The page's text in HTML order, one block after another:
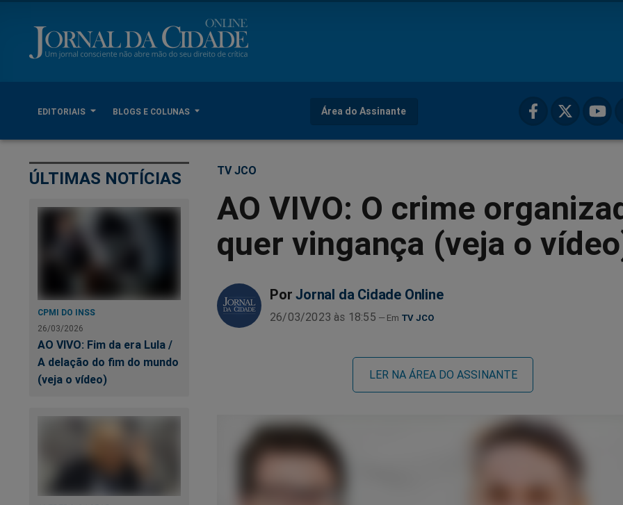
EDITORIAIS BLOGS E COLUNAS Área do Assinante
ÚLTIMAS NOTÍCIAS
CPMI DO INSS
26/03/2026
AO VIVO: Fim da era Lula /
A delação do fim do mundo
(veja o vídeo)
TV JCO
AO VIVO: O crime
quer vingança (veja o
Por Jornal da Cidade Online
26/03/2023 às 18:55 TV JCO
LER NA ÁREA DO ASSINANTE